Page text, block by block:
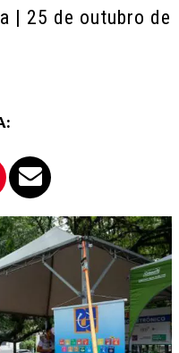
| 25 de outubro de